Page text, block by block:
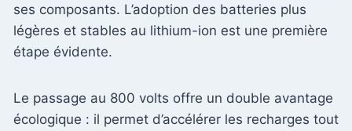
ses composants. L’adoption des batteries plus
légères et stables au lithium-ion est une première
étape évidente.
Le passage au 800 volts offre un double avantage
écologique : il permet d’accélérer les recharges tout